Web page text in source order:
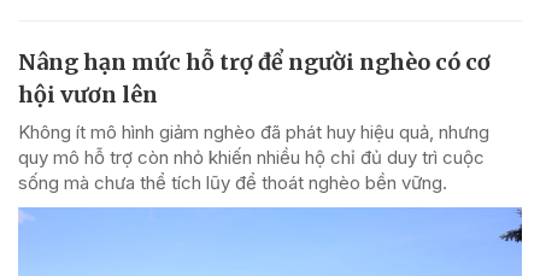
Nâng hạn mức hỗ trợ để người nghèo có cơ
hội vươn lên
Không ít mô hình giảm nghèo đã phát huy hiệu quả, nhưng
quy mô hỗ trợ còn nhỏ khiến nhiều hộ chỉ đủ duy trì cuộc
sống mà chưa thể tích lũy để thoát nghèo bền vững.